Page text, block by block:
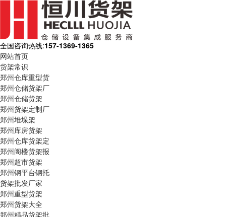
全国咨询热线:157-1369-1365
网站首页
货架常识
郑州仓库重型货
郑州仓储货架厂
郑州仓储货架
郑州货架定制厂
郑州堆垛架
郑州库房货架
郑州仓库货架定
郑州阁楼货架报
郑州超市货架
郑州钢平台钢托
货架批发厂家
郑州重型货架
郑州货架大全
郑州精品货架批